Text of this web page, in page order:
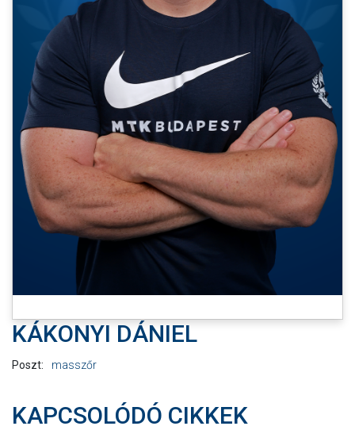
KLUB
SZURKOLÓI ÉLMÉNYEK
AKKREDITÁCIÓ
KÁKONYI DÁNIEL
Poszt: masszőr
KAPCSOLÓDÓ CIKKEK